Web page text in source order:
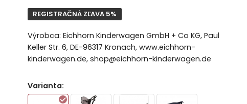
REGISTRAČNÁ ZĽAVA 5%
Výrobca: Eichhorn Kinderwagen GmbH + Co KG, Paul
Keller Str. 6, DE-96317 Kronach, www.eichhorn-
kinderwagen.de, shop@eichhorn-kinderwagen.de
Varianta: